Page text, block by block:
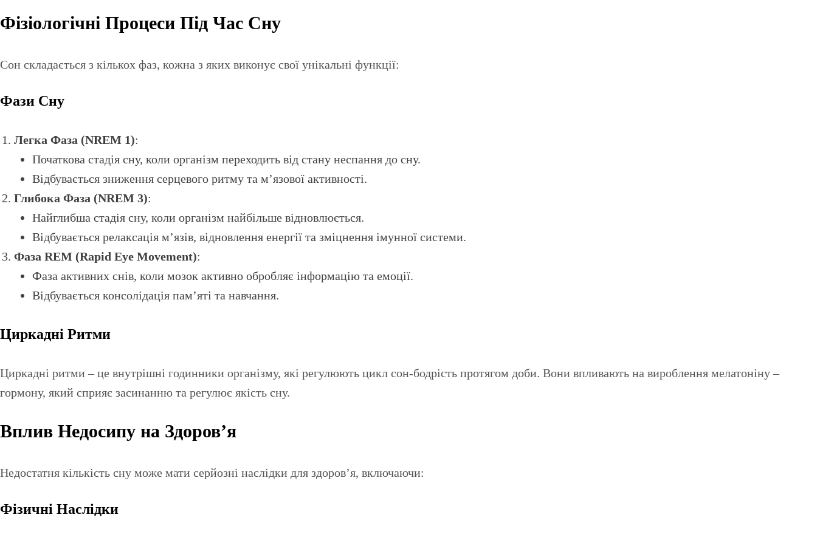
Фізіологічні Процеси Під Час Сну
Сон складається з кількох фаз, кожна з яких виконує свої унікальні функції:
Фази Сну
Легка Фаза (NREM 1):
Початкова стадія сну, коли організм переходить від стану неспання до сну.
Відбувається зниження серцевого ритму та м’язової активності.
Глибока Фаза (NREM 3):
Найглибша стадія сну, коли організм найбільше відновлюється.
Відбувається релаксація м’язів, відновлення енергії та зміцнення імунної системи.
Фаза REM (Rapid Eye Movement):
Фаза активних снів, коли мозок активно обробляє інформацію та емоції.
Відбувається консолідація пам’яті та навчання.
Циркадні Ритми
Циркадні ритми – це внутрішні годинники організму, які регулюють цикл сон-бодрість протягом доби. Вони впливають на вироблення мелатоніну –
гормону, який сприяє засинанню та регулює якість сну.
Вплив Недосипу на Здоров’я
Недостатня кількість сну може мати серйозні наслідки для здоров’я, включаючи:
Фізичні Наслідки